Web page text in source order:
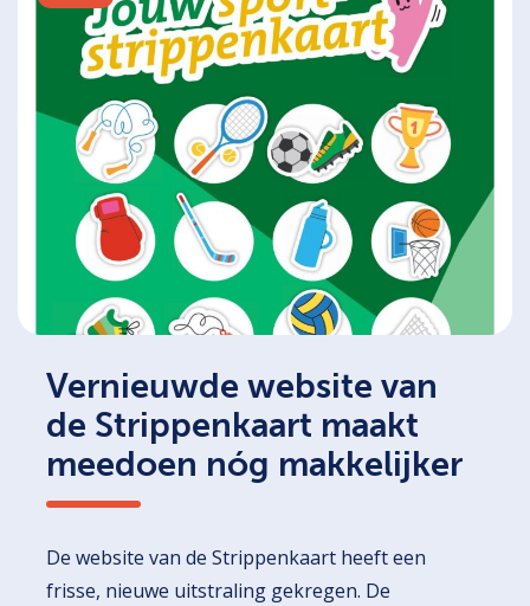
Vernieuwde website van
de Strippenkaart maakt
meedoen nóg makkelijker
De website van de Strippenkaart heeft een
frisse, nieuwe uitstraling gekregen. De